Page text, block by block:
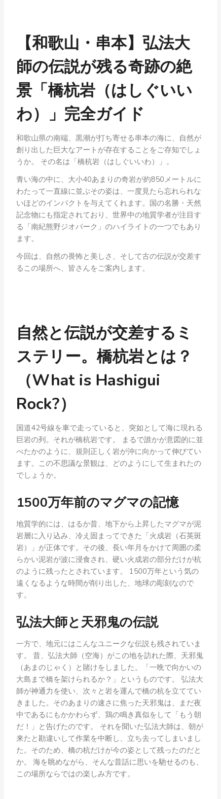
【和歌山・串本】弘法大
師の伝説が残る奇跡の絶
景「橋杭岩（はしぐいい
わ）」完全ガイド
和歌山県の南端、黒潮が打ち寄せる串本の海に、自然が
創り出した巨大なアートが存在することをご存知でしょ
うか。 その名は「橋杭岩（はしぐいいわ）」。
青い海の中に、大小40あまりの奇岩が約850メートルに
わたって一直線に並ぶその姿は、一度見たら忘れられな
いほどのインパクトを与えてくれます。国の名勝・天然
記念物にも指定されており、世界中の地質学者が注目す
る「南紀熊野ジオパーク」のハイライトの一つでもあり
ます。
今回は、自然の畏怖と美しさ、そして古の伝説が交差す
るこの場所へ、皆さんをご案内します。
自然と伝説が交差するミ
ステリー。橋杭岩とは？
（What is Hashigui
Rock?）
国道42号線を車で走っていると、突如として海に現れる
巨岩の列。それが橋杭岩です。 まるで誰かが意図的に並
べたかのように、規則正しく岩が沖に向かって伸びてい
ます。この不思議な景観は、どのようにして生まれたの
でしょうか。
1500万年前のマグマの記憶
地質学的には、はるか昔、地下から上昇したマグマが泥
岩層に入り込み、冷え固まってできた「火成岩（石英斑
岩）」が正体です。その後、長い年月をかけて周囲の柔
らかい泥岩が波に浸食され、硬い火成岩の部分だけが杭
のように残ったとされています。 1500万年という気の
遠くなるような時間が削り出した、地球の彫刻なので
す。
弘法大師と天邪鬼の伝説
一方で、地元にはこんなユニークな伝説も残されていま
す。 昔、弘法大師（空海）がこの地を訪れた際、天邪鬼
（あまのじゃく）と賭けをしました。「一晩で向かいの
大島まで橋を架けられるか？」というものです。 弘法大
師が神通力を使い、次々と岩を運んで橋の杭を立ててい
きました。そのあまりの速さに焦った天邪鬼は、まだ夜
中であるにもかかわらず、鶏の鳴き真似をして「もう朝
だ！」と告げたのです。 それを聞いた弘法大師は、朝が
来たと勘違いして作業を中断し、立ち去ってしまいまし
た。そのため、橋の杭だけが今の姿として残ったのだと
か。 海を眺めながら、そんな昔話に思いを馳せるのも、
この場所ならではの楽しみ方です。